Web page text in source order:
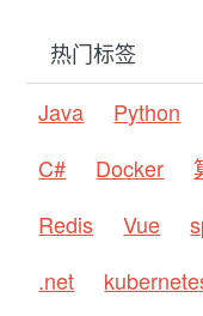
热门标签
Java
Python
C#
Docker
Redis
Vue
.net